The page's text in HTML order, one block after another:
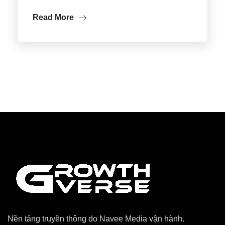
Read More
Nền tảng truyền thông do Navee Media vận hành.